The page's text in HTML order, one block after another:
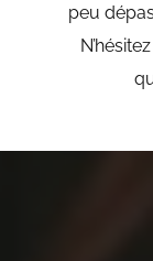
peu